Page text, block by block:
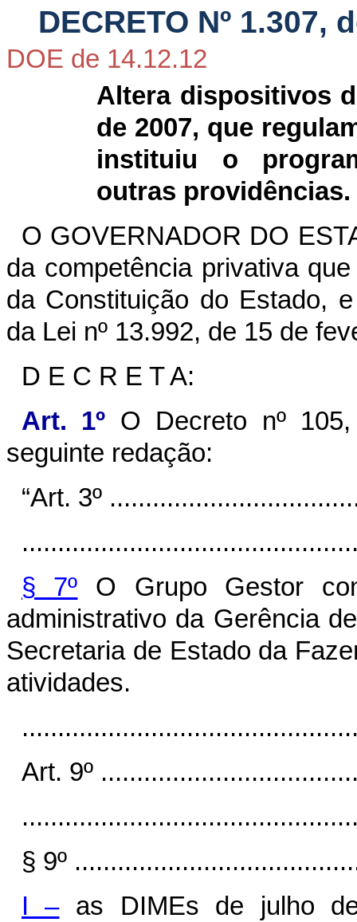
DECRETO Nº 1.307,
DOE de 14.12.12
Altera dispositivos
de 2007, que
instituiu o
outras providências.
O GOVERNADOR DO
da competência privativa
da Constituição do Estado,
da Lei nº 13.992, de 15 de
D E C R E T A:
Art. 1º O Decreto nº
seguinte redação:
“Art. 3º
§ 7º O Grupo Gestor
administrativo da Gerência
Secretaria de Estado da
atividades.
Art. 9º
§ 9º
I –as DIMEs de julho